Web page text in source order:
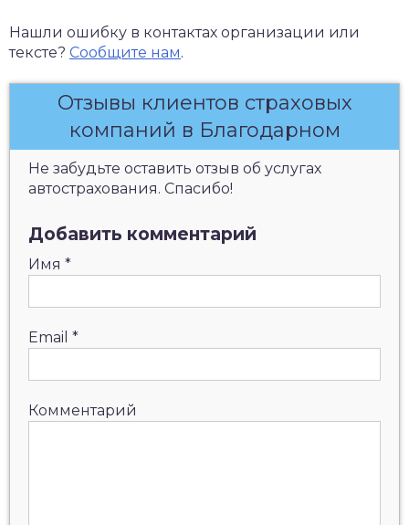
Нашли ошибку в контактах организации или
тексте? Сообщите нам.
Отзывы клиентов страховых
компаний в Благодарном
Не забудьте оставить отзыв об услугах
автострахования. Спасибо!
Добавить комментарий
Имя *
Email *
Комментарий